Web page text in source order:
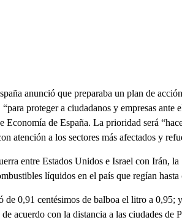
anunció que preparaba un plan de
proteger a ciudadanos y empresas
de España. La prioridad será
atención a los sectores más afectados y
entre Estados Unidos e Israel con Irán,
líquidos en el país que regían hasta
de 0,91 centésimos de balboa el litro a 0,95;
acuerdo con la distancia a las ciudades de